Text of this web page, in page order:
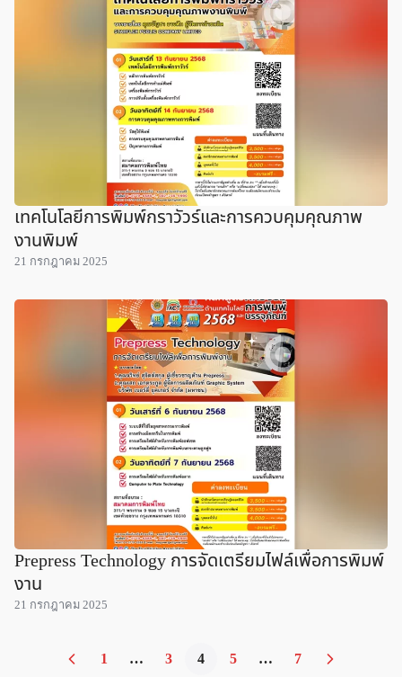
เทคโนโลยีการพิมพ์กราวัวร์และการควบคุมคุณภาพ
งานพิมพ์
21 กรกฎาคม 2025
Prepress Technology การจัดเตรียมไฟล์เพื่อการพิมพ์
งาน
21 กรกฎาคม 2025
1 … 3 4 5 … 7